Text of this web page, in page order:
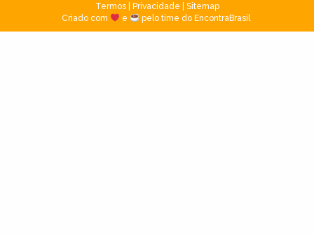
Termos| Privacidade
Sitemap
Criado com
e pelo time do EncontraBrasil